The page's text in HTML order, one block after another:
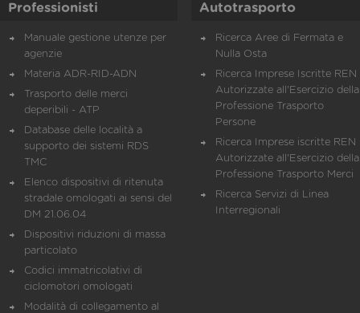
Professionisti
Manuale gestione utenze per
agenzie
Materia ADR-RID-ADN
Trasporto delle merci
deperibili - ATP
Database delle località a
supporto dei sistemi RDS
TMC
Elenco dispositivi di ritenuta
stradale omologati ai sensi del
DM 21.06.04
Dispositivi riduzioni di massa
particolato
Codici immatricolativi di
ciclomotori omologati
Modalità di collegamento al
Autotrasporto
Ricerca Aree di Fermata e
Nulla Osta
Ricerca Imprese Iscritte REN
Autorizzate all'Esercizio della
Professione Trasporto
Persone
Ricerca Imprese iscritte REN
Autorizzate all'Esercizio della
Professione Trasporto Merci
Ricerca Servizi di Linea
Interregionali